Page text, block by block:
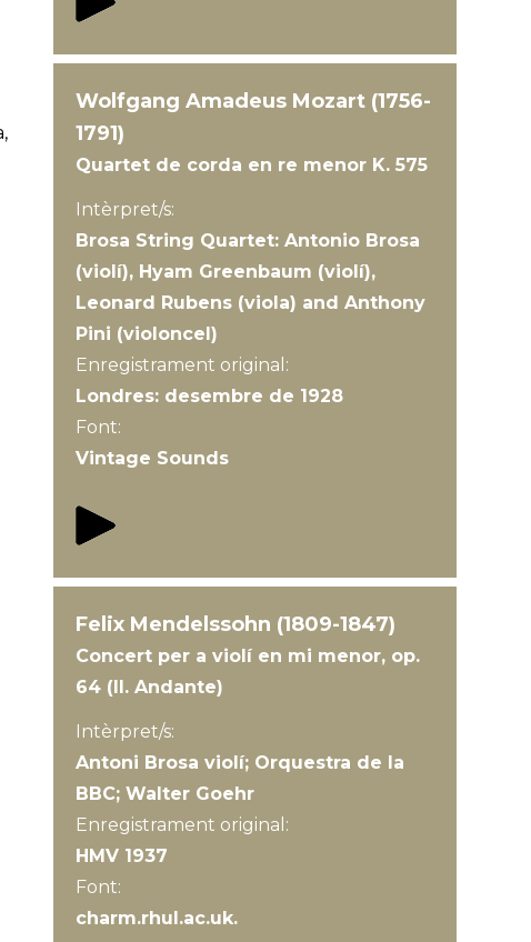
Wolfgang Amadeus Mozart (1756-
1791)
Quartet de corda en re menor K. 575
Intèrpret/s:
Brosa String Quartet: Antonio Brosa
(violí), Hyam Greenbaum (violí),
Leonard Rubens (viola) and Anthony
Pini (violoncel)
Enregistrament original:
Londres: desembre de 1928
Font:
Vintage Sounds
Felix Mendelssohn (1809-1847)
Concert per a violí en mi menor, op.
64 (II. Andante)
Intèrpret/s:
Antoni Brosa violí; Orquestra de la
BBC; Walter Goehr
Enregistrament original:
HMV 1937
Font:
charm.rhul.ac.uk.